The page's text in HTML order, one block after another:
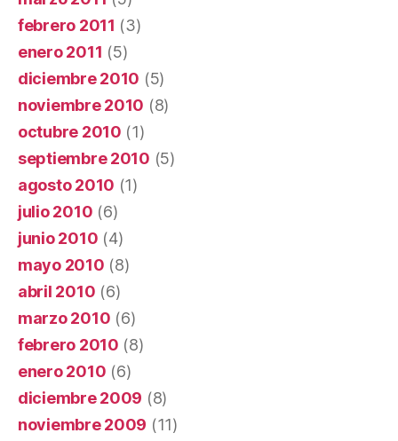
febrero 2011 (3)
enero 2011 (5)
diciembre 2010 (5)
noviembre 2010 (8)
octubre 2010 (1)
septiembre 2010 (5)
agosto 2010 (1)
julio 2010 (6)
junio 2010 (4)
mayo 2010 (8)
abril 2010 (6)
marzo 2010 (6)
febrero 2010 (8)
enero 2010 (6)
diciembre 2009 (8)
noviembre 2009 (11)